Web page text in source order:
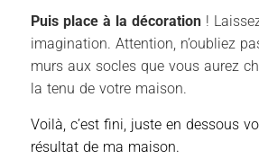
Puis place à la décoration !
imagination. Attention, n’oubliez
murs aux socles que vous aurez
la tenu de votre maison.
Voilà, c’est fini, juste en dessous
résultat de ma maison.